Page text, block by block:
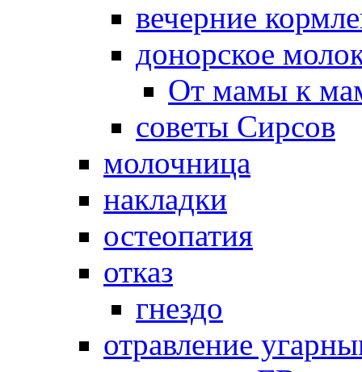
вечерние
донорское
От мамы к
советы Сирсов
молочница
накладки
остеопатия
отказ
гнездо
отравление